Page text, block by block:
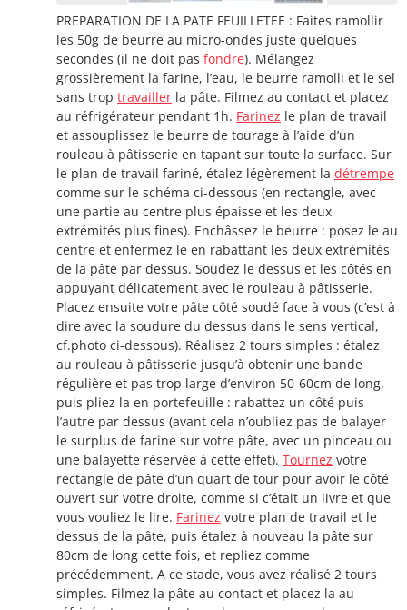
PREPARATION DE LA PATE FEUILLETEE : Faites ramollir
les 50g de beurre au micro-ondes juste quelques
secondes (il ne doit pas fondre). Mélangez
grossièrement la farine, l’eau, le beurre ramolli et le sel
sans trop travailler la pâte. Filmez au contact et placez
au réfrigérateur pendant 1h. Farinez le plan de travail
et assouplissez le beurre de tourage à l’aide d’un
rouleau à pâtisserie en tapant sur toute la surface. Sur
le plan de travail fariné, étalez légèrement la détrempe
comme sur le schéma ci-dessous (en rectangle, avec
une partie au centre plus épaisse et les deux
extrémités plus fines). Enchâssez le beurre : posez le au
centre et enfermez le en rabattant les deux extrémités
de la pâte par dessus. Soudez le dessus et les côtés en
appuyant délicatement avec le rouleau à pâtisserie.
Placez ensuite votre pâte côté soudé face à vous (c’est à
dire avec la soudure du dessus dans le sens vertical,
cf.photo ci-dessous). Réalisez 2 tours simples : étalez
au rouleau à pâtisserie jusqu’à obtenir une bande
régulière et pas trop large d’environ 50-60cm de long,
puis pliez la en portefeuille : rabattez un côté puis
l’autre par dessus (avant cela n’oubliez pas de balayer
le surplus de farine sur votre pâte, avec un pinceau ou
une balayette réservée à cette effet). Tournez votre
rectangle de pâte d’un quart de tour pour avoir le côté
ouvert sur votre droite, comme si c’était un livre et que
vous vouliez le lire. Farinez votre plan de travail et le
dessus de la pâte, puis étalez à nouveau la pâte sur
80cm de long cette fois, et repliez comme
précédemment. A ce stade, vous avez réalisé 2 tours
simples. Filmez la pâte au contact et placez la au